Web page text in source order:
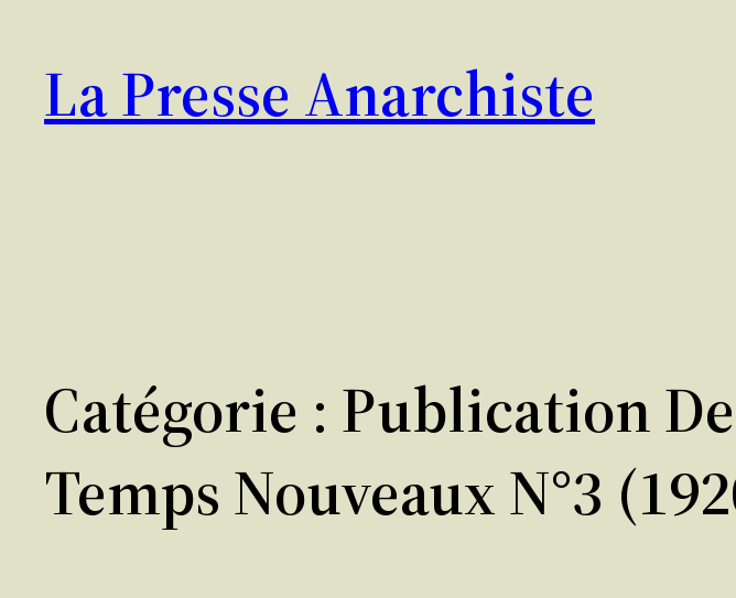
contenu
La Presse Anarchiste
Catégorie : Publication
Temps Nouveaux N°3